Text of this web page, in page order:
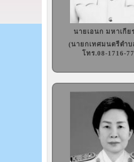
นายเอนก มหาเกี
(นายกเทศมนตรีตำบ
โทร.08-1716-